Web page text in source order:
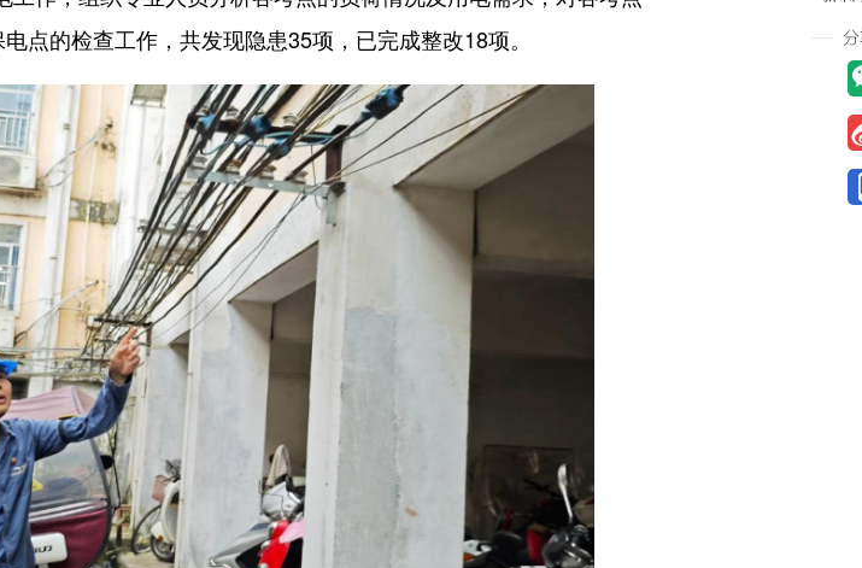
点的检查工作，共发现隐患35项，已完成整改18项。